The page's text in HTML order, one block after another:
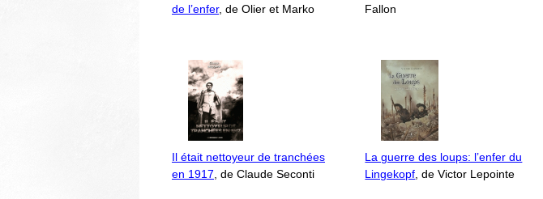
de l’enfer, de Olier et Marko
Fallon
Il était nettoyeur de tranchées
en 1917 , de Claude Seconti
La guerre des loups: l’enfer du
Lingekopf , de Victor Lepointe